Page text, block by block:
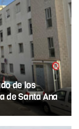
de los
de Santa Ana